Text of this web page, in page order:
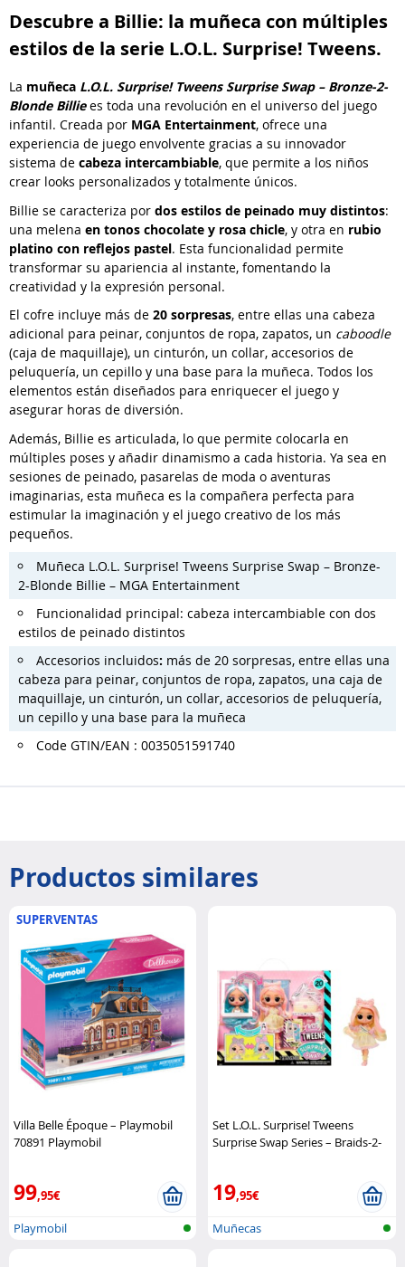
Descubre a Billie: la muñeca con múltiples
estilos de la serie L.O.L. Surprise! Tweens.
La muñeca L.O.L. Surprise! Tweens Surprise Swap – Bronze-2-
Blonde Billiees toda una revolución en el universo del juego
infantil. Creada por MGA Entertainment, ofrece una
experiencia de juego envolvente gracias a su innovador
sistema de cabeza intercambiable, que permite a los niños
crear looks personalizados y totalmente únicos.
Billie se caracteriza por dos estilos de peinado muy distintos:
una melena en tonos chocolate y rosa chicle, y otra en rubio
platino con reflejos pastel. Esta funcionalidad permite
transformar su apariencia al instante, fomentando la
creatividad y la expresión personal.
El cofre incluye más de 20 sorpresas, entre ellas una cabeza
adicional para peinar, conjuntos de ropa, zapatos, un caboodle
(caja de maquillaje), un cinturón, un collar, accesorios de
peluquería, un cepillo y una base para la muñeca. Todos los
elementos están diseñados para enriquecer el juego y
asegurar horas de diversión.
Además, Billie es articulada, lo que permite colocarla en
múltiples poses y añadir dinamismo a cada historia. Ya sea en
sesiones de peinado, pasarelas de moda o aventuras
imaginarias, esta muñeca es la compañera perfecta para
estimular la imaginación y el juego creativo de los más
pequeños.
Muñeca L.O.L. Surprise! Tweens Surprise Swap – Bronze-
2-Blonde Billie – MGA Entertainment
Funcionalidad principal: cabeza intercambiable con dos
estilos de peinado distintos
Accesorios incluidos: más de 20 sorpresas, entre ellas una
cabeza para peinar, conjuntos de ropa, zapatos, una caja de
maquillaje, un cinturón, un collar, accesorios de peluquería,
un cepillo y una base para la muñeca
Code GTIN/EAN : 0035051591740
Productos similares
SUPERVENTAS
Villa Belle Époque – Playmobil
70891 Playmobil
99,95€
Playmobil
Set L.O.L. Surprise! Tweens
Surprise Swap Series – Braids-2-
19,95€
Muñecas